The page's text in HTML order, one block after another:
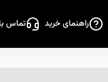
راهنمای خرید تماس